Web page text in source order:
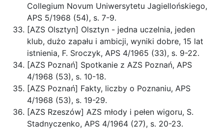
Collegium Novum Uniwersytetu Jagiellońskiego,
APS 5/1968 (54), s. 7-9.
[AZS Olsztyn] Olsztyn - jedna uczelnia, jeden
klub, dużo zapału i ambicji, wyniki dobre, 15 lat
istnienia, F. Sroczyk, APS 4/1965 (33), s. 9-22.
[AZS Poznań] Spotkanie z AZS Poznań, APS
4/1968 (53), s. 10-18.
[AZS Poznań] Fakty, liczby o Poznaniu, APS
4/1968 (53), s. 19-29.
[AZS Rzeszów] AZS młody i pełen wigoru, S.
Stadnyczenko, APS 4/1964 (27), s. 20-23.